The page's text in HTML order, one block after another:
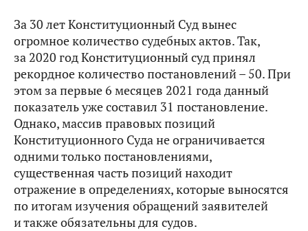
За 30 лет Конституционный Суд вынес
огромное количество судебных актов. Так,
за 2020 год Конституционный суд принял
рекордное количество постановлений – 50. При
этом за первые 6 месяцев 2021 года данный
показатель уже составил 31 постановление.
Однако, массив правовых позиций
Конституционного Суда не ограничивается
одними только постановлениями,
существенная часть позиций находит
отражение в определениях, которые выносятся
по итогам изучения обращений заявителей
и также обязательны для судов.